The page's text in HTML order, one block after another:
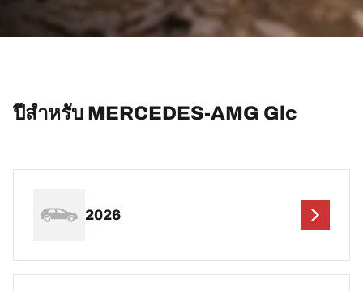
ปีสำหรับ MERCEDES-AMG Glc
2026